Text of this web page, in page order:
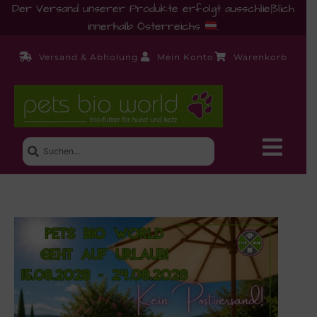
Der Versand unserer Produkte erfolgt ausschließlich
innerhalb Österreichs
.
Versand & Abholung Mein Konto Warenkorb
Neue Produkte
Shop
Ernährungsberatung!
Startseite